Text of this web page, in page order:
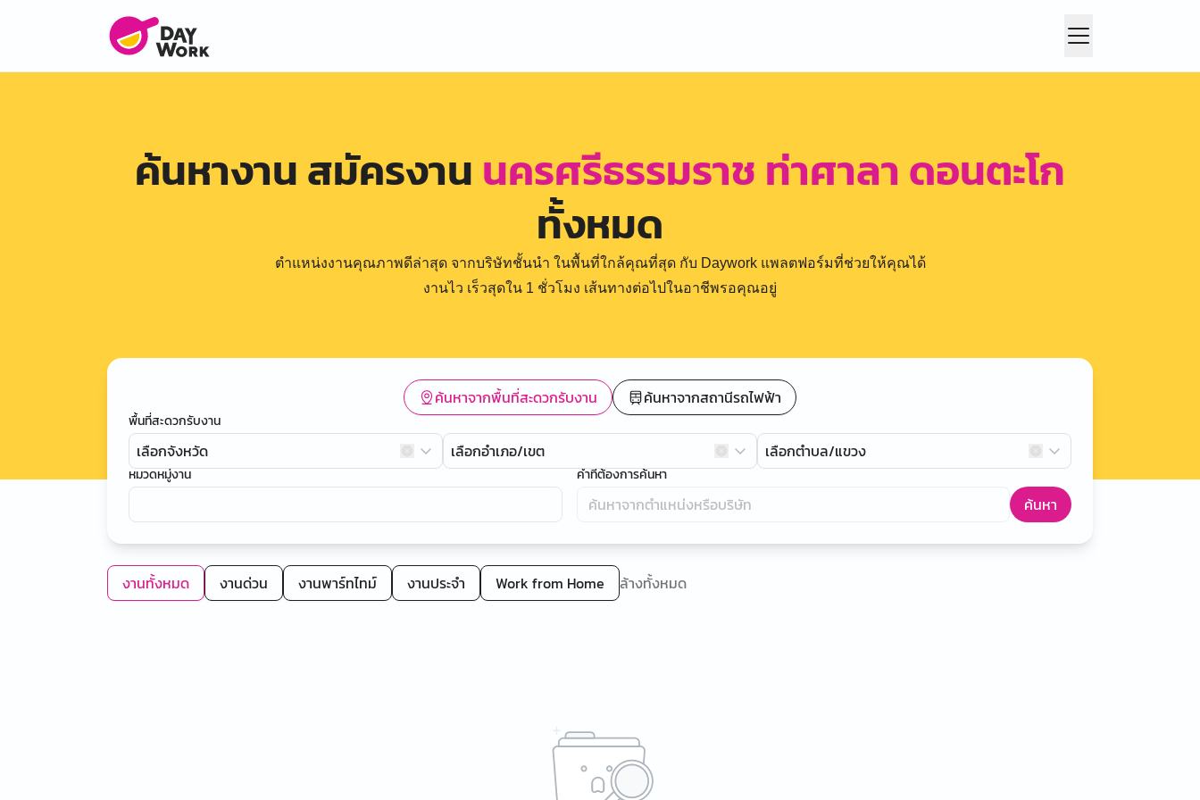
ค้นหางาน สมัครงาน นครศรีธรรมราช ท่าศาลา ดอนตะโก
ทั้งหมด
ตำแหน่งงานคุณภาพดีล่าสุด จากบริษัทชั้นนำ ในพื้นที่ใกล้คุณที่สุด กับ Daywork แพลตฟอร์มที่ช่วยให้คุณได้
งานไว เร็วสุดใน 1 ชั่วโมง เส้นทางต่อไปในอาชีพรอคุณอยู่
ค้นหาจากพื้นที่สะดวกรับงาน ค้นหาจากสถานีรถไฟฟ้า
พื้นที่สะดวกรับงาน
เลือกจังหวัด เลือกอำเภอ/เขต เลือกตำบล/แขวง
หมวดหมู่งาน คำที่ต้องการค้นหา
ค้นหา
งานทั้งหมด งานด่วน งานพาร์ทไทม์ งานประจำ Work from Home ล้างทั้งหมด